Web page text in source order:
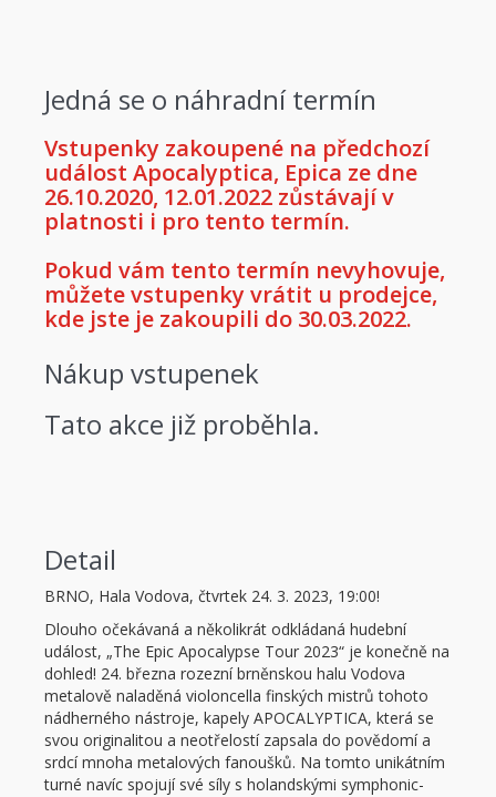
Jedná se o náhradní termín
Vstupenky zakoupené na předchozí
událost Apocalyptica, Epica ze dne
26.10.2020, 12.01.2022 zůstávají v
platnosti i pro tento termín.
Pokud vám tento termín nevyhovuje,
můžete vstupenky vrátit u prodejce,
kde jste je zakoupili do 30.03.2022.
Nákup vstupenek
Tato akce již proběhla.
Detail
BRNO, Hala Vodova, čtvrtek 24. 3. 2023, 19:00!
Dlouho očekávaná a několikrát odkládaná hudební
událost, „The Epic Apocalypse Tour 2023“ je konečně na
dohled! 24. března rozezní brněnskou halu Vodova
metalově naladěná violoncella finských mistrů tohoto
nádherného nástroje, kapely APOCALYPTICA, která se
svou originalitou a neotřelostí zapsala do povědomí a
srdcí mnoha metalových fanoušků. Na tomto unikátním
turné navíc spojují své síly s holandskými symphonic-